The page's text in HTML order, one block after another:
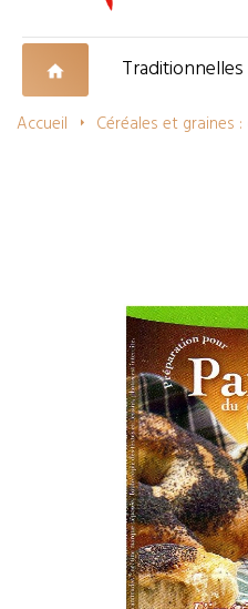
Accueil Céréales et graines